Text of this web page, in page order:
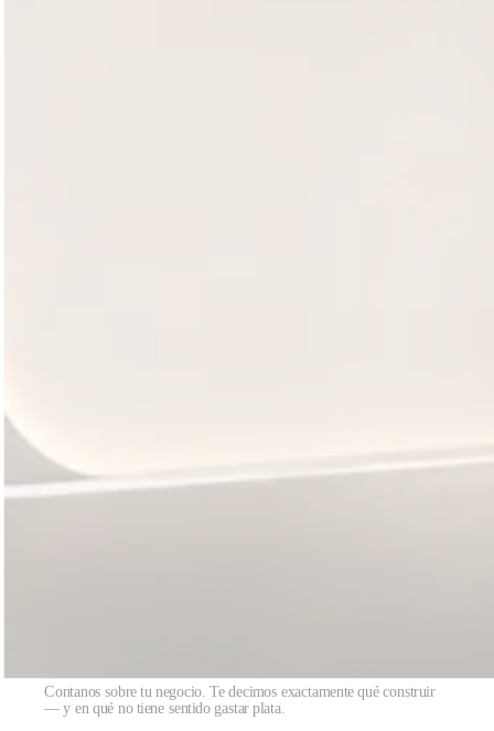
Contanos sobre tu negocio. Te decimos exactamente qué construir
— y en qué no tiene sentido gastar plata.